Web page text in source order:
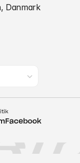
Danmark
Facebook